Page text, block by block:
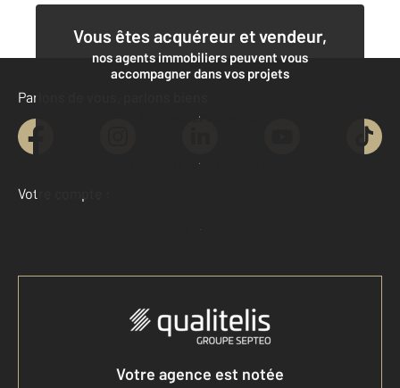
Vous êtes acquéreur et vendeur,
nos agents immobiliers peuvent vous
accompagner dans vos projets
Contacter l'agence
Demander une estimation
Parlons de vous, parlons biens
Votre compte :
Accéder à mon compte
Votre agence est notée